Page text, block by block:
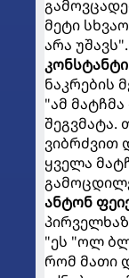
მეტი
არა უშავს".
ნაკრების
"ამ
ვიბრძვით
ყველა
ანტონ
"ეს "ოლ
რომ მათი